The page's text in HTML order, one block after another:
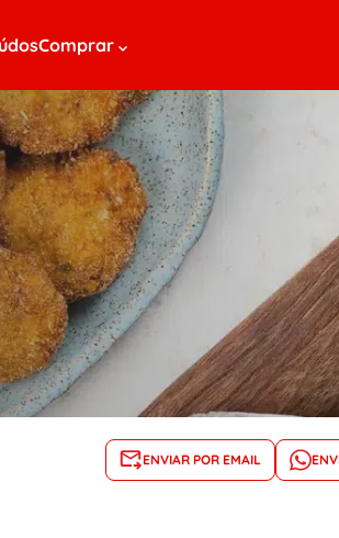
Comprar
ENVIAR POR EMAIL